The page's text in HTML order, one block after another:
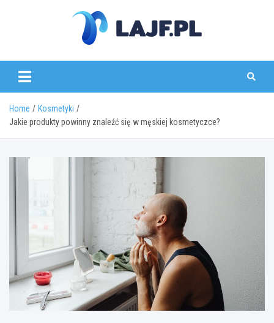
lajf.pl
Home
Kosmetyki
Jakie produkty powinny znaleźć się w męskiej kosmetyczce?